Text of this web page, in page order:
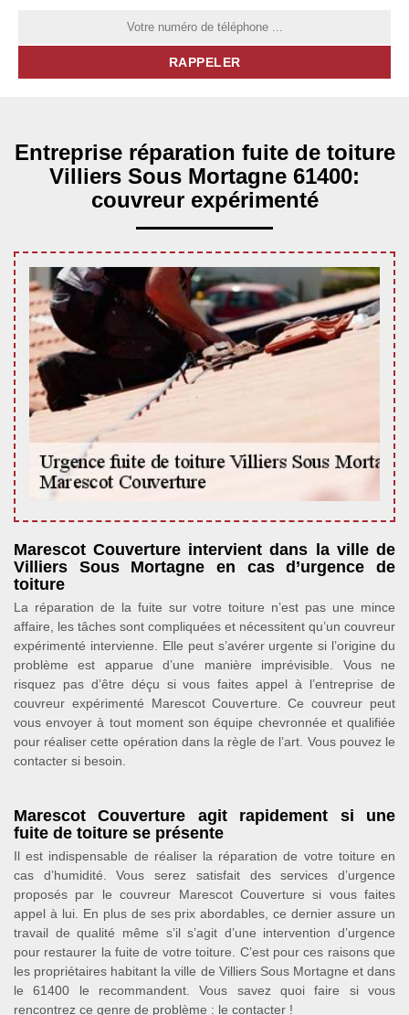
Entreprise réparation fuite de toiture
Villiers Sous Mortagne 61400:
couvreur expérimenté
Marescot Couverture intervient dans la ville de
Villiers Sous Mortagne en cas d’urgence de
toiture
La réparation de la fuite sur votre toiture n’est pas une mince
affaire, les tâches sont compliquées et nécessitent qu’un couvreur
expérimenté intervienne. Elle peut s’avérer urgente si l’origine du
problème est apparue d’une manière imprévisible. Vous ne
risquez pas d’être déçu si vous faites appel à l’entreprise de
couvreur expérimenté Marescot Couverture. Ce couvreur peut
vous envoyer à tout moment son équipe chevronnée et qualifiée
pour réaliser cette opération dans la règle de l’art. Vous pouvez le
contacter si besoin.
Marescot Couverture agit rapidement si une
fuite de toiture se présente
Il est indispensable de réaliser la réparation de votre toiture en
cas d’humidité. Vous serez satisfait des services d’urgence
proposés par le couvreur Marescot Couverture si vous faites
appel à lui. En plus de ses prix abordables, ce dernier assure un
travail de qualité même s’il s’agit d’une intervention d’urgence
pour restaurer la fuite de votre toiture. C’est pour ces raisons que
les propriétaires habitant la ville de Villiers Sous Mortagne et dans
le 61400 le recommandent. Vous savez quoi faire si vous
rencontrez ce genre de problème : le contacter !